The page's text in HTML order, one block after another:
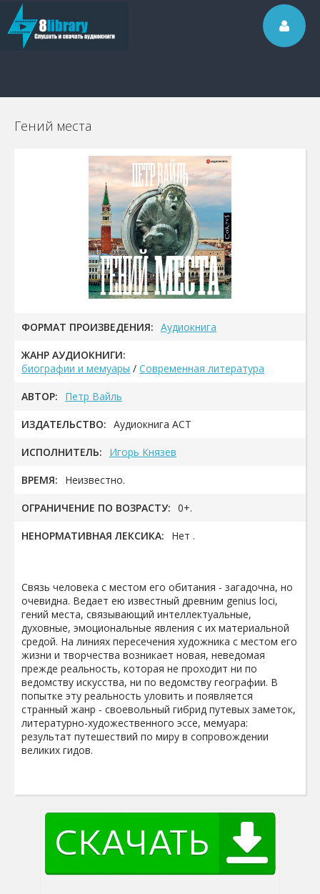
Гений места
ФОРМАТ ПРОИЗВЕДЕНИЯ: Аудиокнига
ЖАНР АУДИОКНИГИ:
биографии и мемуары / Современная литература
АВТОР: Петр Вайль
ИЗДАТЕЛЬСТВО: Аудиокнига АСТ
ИСПОЛНИТЕЛЬ: Игорь Князев
ВРЕМЯ: Неизвестно.
ОГРАНИЧЕНИЕ ПО ВОЗРАСТУ: 0+.
НЕНОРМАТИВНАЯ ЛЕКСИКА: Нет .
Связь человека с местом его обитания - загадочна, но
очевидна. Ведает ею известный древним genius loci,
гений места, связывающий интеллектуальные,
духовные, эмоциональные явления с их материальной
средой. На линиях пересечения художника с местом его
жизни и творчества возникает новая, неведомая
прежде реальность, которая не проходит ни по
ведомству искусства, ни по ведомству географии. В
попытке эту реальность уловить и появляется
странный жанр - своевольный гибрид путевых заметок,
литературно-художественного эссе, мемуара:
результат путешествий по миру в сопровождении
великих гидов.